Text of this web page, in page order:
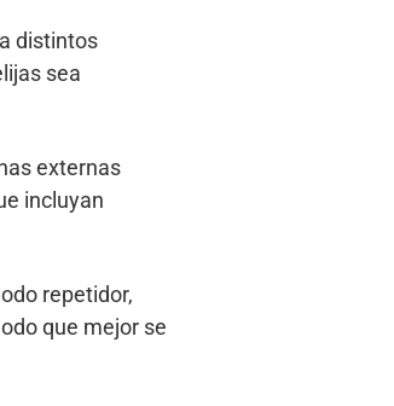
distintos
sea
externas
incluyan
repetidor,
que mejor se